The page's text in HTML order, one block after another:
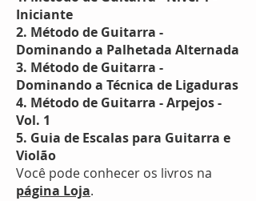
Iniciante
2. Método de Guitarra -
Dominando a Palhetada Alternada
3. Método de Guitarra -
Dominando a Técnica de Ligaduras
4. Método de Guitarra - Arpejos -
Vol. 1
5. Guia de Escalas para Guitarra e
Violão
Você pode conhecer os livros na
página Loja.